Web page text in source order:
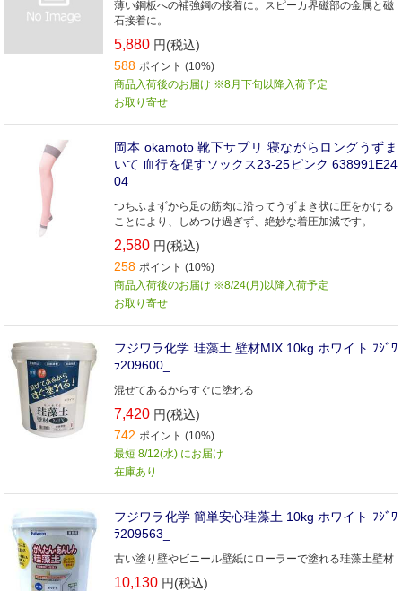
薄い鋼板への補強鋼の接着に。スピーカ界磁部の金属と磁
石接着に。
5,880 円(税込)
588 ポイント (10%)
商品入荷後のお届け ※8月下旬以降入荷予定
お取り寄せ
岡本 okamoto 靴下サプリ 寝ながらロングうずま
いて 血行を促すソックス23-25ピンク 638991E24
04
つちふまずから足の筋肉に沿ってうずまき状に圧をかける
ことにより、しめつけ過ぎず、絶妙な着圧加減です。
2,580 円(税込)
258 ポイント (10%)
商品入荷後のお届け ※8/24(月)以降入荷予定
お取り寄せ
フジワラ化学 珪藻土 壁材MIX 10kg ホワイト ﾌｼﾞﾜ
ﾗ209600_
混ぜてあるからすぐに塗れる
7,420 円(税込)
742 ポイント (10%)
最短 8/12(水) にお届け
在庫あり
フジワラ化学 簡単安心珪藻土 10kg ホワイト ﾌｼﾞﾜ
ﾗ209563_
古い塗り壁やビニール壁紙にローラーで塗れる珪藻土壁材
10,130 円(税込)